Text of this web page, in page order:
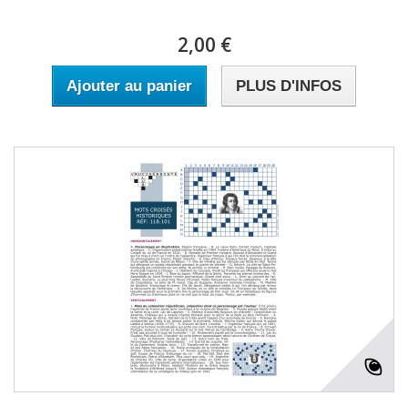
2,00 €
Ajouter au panier PLUS D'INFOS